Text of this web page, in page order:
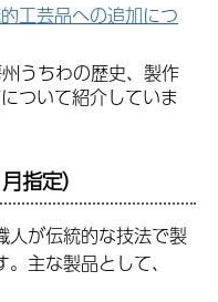
工芸品への追加につ
州うちわの歴史、製作
ついて紹介していま
指定）
が伝統的な技法で製
主な製品として、